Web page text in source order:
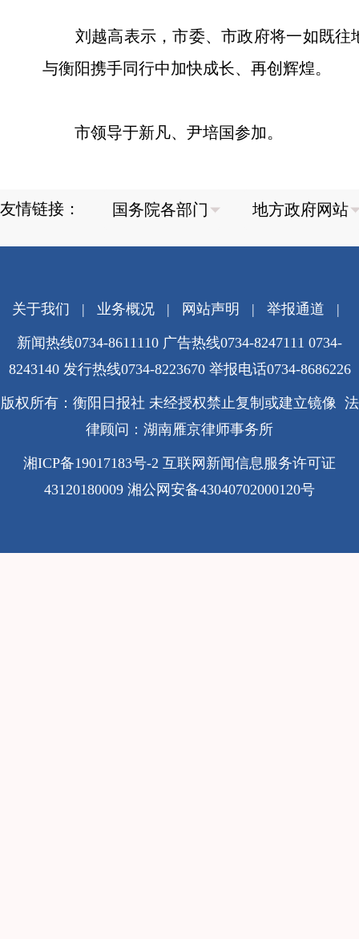
刘越高表示，市委、市政府将一如既往
与衡阳携手同行中加快成长、再创辉煌。
市领导于新凡、尹培国参加。
友情链接：
关于我们 | 业务概况| 网站声明 | 举报通道 |
新闻热线0734-8611110 广告热线0734-8247111 0734-
8243140 发行热线0734-8223670 举报电话0734-8686226
版权所有：衡阳日报社 未经授权禁止复制或建立镜像 法
律顾问：湖南雁京律师事务所
湘ICP备19017183号-2 互联网新闻信息服务许可证
43120180009 湘公网安备43040702000120号